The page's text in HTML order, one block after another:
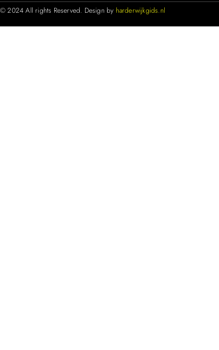
© 2024 All rights Reserved. Design by harderwijkgids.nl